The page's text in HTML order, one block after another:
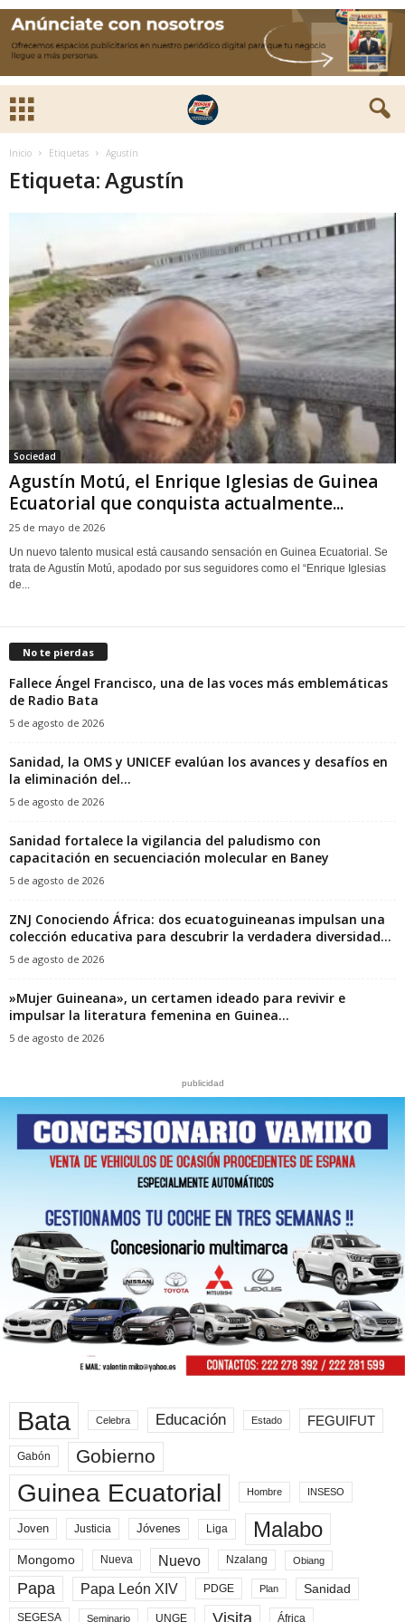
Inicio Etiquetas Agustín
Etiqueta: Agustín
Sociedad
Agustín Motú, el Enrique Iglesias de Guinea
Ecuatorial que conquista actualmente...
25 de mayo de 2026
Un nuevo talento musical está causando sensación en Guinea Ecuatorial. Se
trata de Agustín Motú, apodado por sus seguidores como el “Enrique Iglesias
de...
No te pierdas
Fallece Ángel Francisco, una de las voces más emblemáticas
de Radio Bata
5 de agosto de 2026
Sanidad, la OMS y UNICEF evalúan los avances y desafíos en
la eliminación del...
5 de agosto de 2026
Sanidad fortalece la vigilancia del paludismo con
capacitación en secuenciación molecular en Baney
5 de agosto de 2026
ZNJ Conociendo África: dos ecuatoguineanas impulsan una
colección educativa para descubrir la verdadera diversidad...
5 de agosto de 2026
‎»Mujer Guineana», un certamen ideado para revivir e
impulsar la literatura femenina en Guinea...
5 de agosto de 2026
publicidad
Bata Celebra Educación Estado FEGUIFUT
Gabón Gobierno
Guinea Ecuatorial Hombre INSESO
Joven Justicia Jóvenes Liga Malabo
Mongomo Nueva Nuevo Nzalang Obiang
Papa Papa León XIV PDGE Plan Sanidad
SEGESA Seminario UNGE Visita África